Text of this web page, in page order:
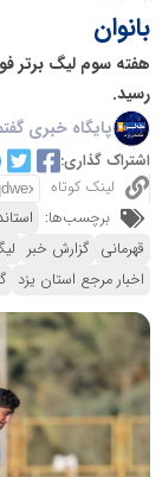
بانوان
هفته سوم لیگ برتر
رسید.
پایگاه خبری
اشتراک گذاری:
لینک کوتاه
برچسب‌ها:
قهرمانی گزارش خبر
اخبار مرجع استان یزد